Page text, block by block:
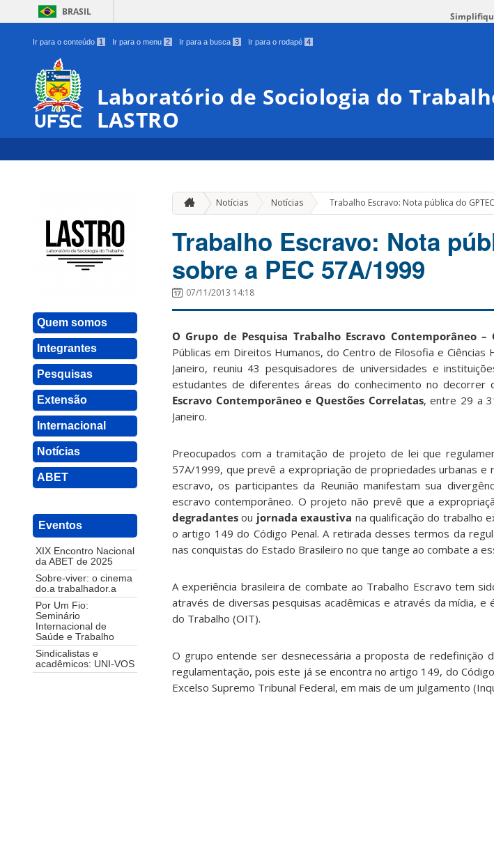
BRASIL
Ir para o conteúdo 1 Ir para o menu 2 Ir para a busca 3 Ir para o rodapé 4
Laboratório de Sociologia do
LASTRO
Quem somos
Integrantes
Pesquisas
Extensão
Internacional
Notícias
ABET
Eventos
XIX Encontro Nacional
da ABET de 2025
Sobre-viver: o cinema
do.a trabalhador.a
Por Um Fio:
Seminário
Internacional de
Saúde e Trabalho
Sindicalistas e
acadêmicos: UNI-VOS
Notícias Notícias » Trabalho Escravo: Nota pública do
Trabalho Escravo: Nota
sobre a PEC 57A/1999
07/11/2013 14:18
O Grupo de Pesquisa Trabalho Escravo Contemporâneo –
Públicas em Direitos Humanos, do Centro de Filosofia e Ciências
Janeiro, reuniu 43 pesquisadores de universidades e
estudantes de diferentes áreas do conhecimento no decorrer
Escravo Contemporâneo e Questões Correlatas, entre 29 a
Janeiro.
Preocupados com a tramitação de projeto de lei que
57A/1999, que prevê a expropriação de propriedades urbanas
escravo, os participantes da Reunião manifestam sua
escravo contemporâneo. O projeto não prevê que a
degradantes ou jornada exaustiva na qualificação do trabalho
o artigo 149 do Código Penal. A retirada desses termos da
nas conquistas do Estado Brasileiro no que tange ao combate a
A experiência brasileira de combate ao Trabalho Escravo tem
através de diversas pesquisas acadêmicas e através da mídia, e
do Trabalho (OIT).
O grupo entende ser desnecessária a proposta de redefinição
regulamentação, pois este já se encontra no artigo 149, do
Excelso Supremo Tribunal Federal, em mais de um julgamento